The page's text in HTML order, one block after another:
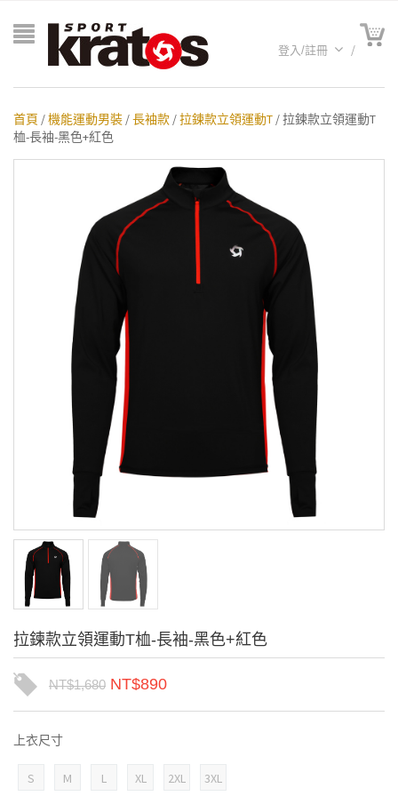
登入/註冊
首頁 /機能運動男裝 /長袖款 /拉鍊款立領運動T / 拉鍊款立領運動T
桖-長袖-黑色+紅色
拉鍊款立領運動T桖-長袖-黑色+紅色
NT$1,680 NT$890
上衣尺寸
S M L XL 2XL 3XL